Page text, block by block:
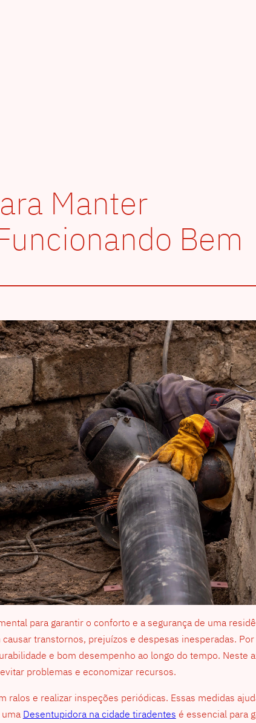
Manter
Bem
para garantir o conforto e a segurança de uma
transtornos, prejuízos e despesas inesperadas.
e bom desempenho ao longo do tempo.
problemas e economizar recursos.
ralos e realizar inspeções periódicas. Essas medidas
Desentupidora na cidade tiradentes é essencial para